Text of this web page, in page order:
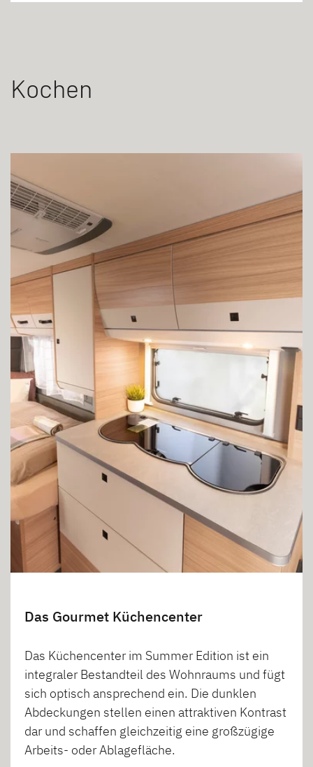
Kochen
Das Gourmet Küchencenter
Das Küchencenter im Summer Edition ist ein
integraler Bestandteil des Wohnraums und fügt
sich optisch ansprechend ein. Die dunklen
Abdeckungen stellen einen attraktiven Kontrast
dar und schaffen gleichzeitig eine großzügige
Arbeits- oder Ablagefläche.